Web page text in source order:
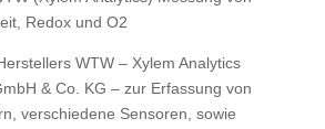
Redox und O2
WTW – Xylem Analytics
& Co. KG – zur Erfassung von
verschiedene Sensoren, sowie